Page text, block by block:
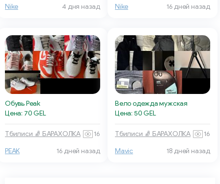
Nike 4 дня назад Nike 16 дней назад
Обувь Peak
Цена: 70 GEL
Тбилиси 🧦 БАРАХОЛКА 16
PEAK 16 дней назад
Вело одежда мужская
Цена: 50 GEL
Тбилиси 🧦 БАРАХОЛКА 16
Mavic 18 дней назад